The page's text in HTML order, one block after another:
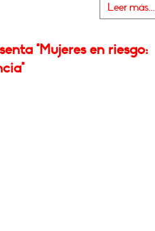
Leer más...
"Mujeres en riesgo: